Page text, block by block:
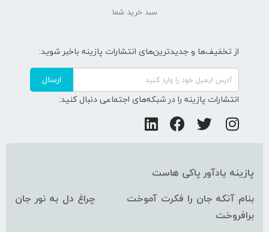
سبد خرید شما
از تخفیف‌ها و جدیدترین‌های انتشارات پازینه باخبر شوید:
ارسال
انتشارات پازینه را در شبکه‌های اجتماعی دنبال کنید:
پازینه یادآور پاکی هاست
بنام آنکه جان را فکرت آموخت چراغ دل به نور جان
برافروخت